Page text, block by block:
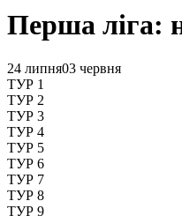
Перша ліга:
24 липня03 червня
ТУР 1
ТУР 2
ТУР 3
ТУР 4
ТУР 5
ТУР 6
ТУР 7
ТУР 8
ТУР 9